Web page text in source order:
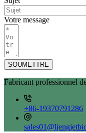
Votre message
SOUMETTRE
Fabricant professionnel
+86-19370791286